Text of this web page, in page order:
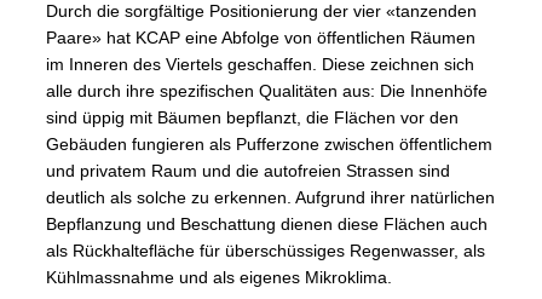
Durch die sorgfältige Positionierung der vier «tanzenden
Paare» hat KCAP eine Abfolge von öffentlichen Räumen
im Inneren des Viertels geschaffen. Diese zeichnen sich
alle durch ihre spezifischen Qualitäten aus: Die Innenhöfe
sind üppig mit Bäumen bepflanzt, die Flächen vor den
Gebäuden fungieren als Pufferzone zwischen öffentlichem
und privatem Raum und die autofreien Strassen sind
deutlich als solche zu erkennen. Aufgrund ihrer natürlichen
Bepflanzung und Beschattung dienen diese Flächen auch
als Rückhaltefläche für überschüssiges Regenwasser, als
Kühlmassnahme und als eigenes Mikroklima.